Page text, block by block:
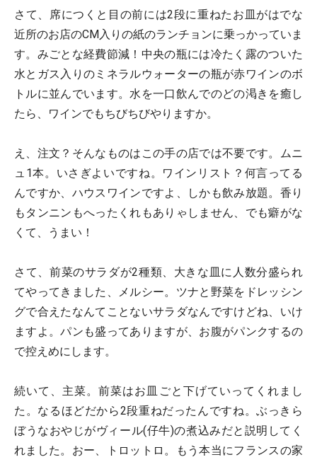
さて、席につくと目の前には2段に重ねたお皿がはでな
近所のお店のCM入りの紙のランチョンに乗っかっていま
す。みごとな経費節減！中央の瓶には冷たく露のついた
水とガス入りのミネラルウォーターの瓶が赤ワインのボ
トルに並んでいます。水を一口飲んでのどの渇きを癒し
たら、ワインでもちびちびやりますか。
え、注文？そんなものはこの手の店では不要です。ムニ
ュ1本。いさぎよいですね。ワインリスト？何言ってる
んですか、ハウスワインですよ、しかも飲み放題。香り
もタンニンもへったくれもありゃしません、でも癖がな
くて、うまい！
さて、前菜のサラダが2種類、大きな皿に人数分盛られ
てやってきました、メルシー。ツナと野菜をドレッシン
グで合えたなんてことないサラダなんですけどね、いけ
ますよ。パンも盛ってありますが、お腹がパンクするの
で控えめにします。
続いて、主菜。前菜はお皿ごと下げていってくれまし
た。なるほどだから2段重ねだったんですね。ぶっきら
ぼうなおやじがヴィール(仔牛)の煮込みだと説明してく
れました。おー、トロットロ。もう本当にフランスの家